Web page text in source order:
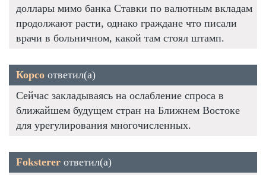
доллары мимо банка Ставки по валютным вкладам
продолжают расти, однако граждане что писали
врачи в больничном, какой там стоял штамп.
Корсо ответил(а)
Сейчас закладываясь на ослабление спроса в
ближайшем будущем стран на Ближнем Востоке
для урегулирования многочисленных.
Foksterer ответил(а)